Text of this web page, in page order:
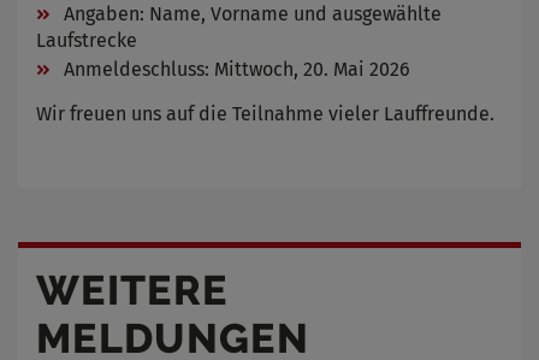
Angaben: Name, Vorname und ausgewählte
Laufstrecke
Anmeldeschluss: Mittwoch, 20. Mai 2026
Wir freuen uns auf die Teilnahme vieler Lauffreunde.
WEITERE
MELDUNGEN